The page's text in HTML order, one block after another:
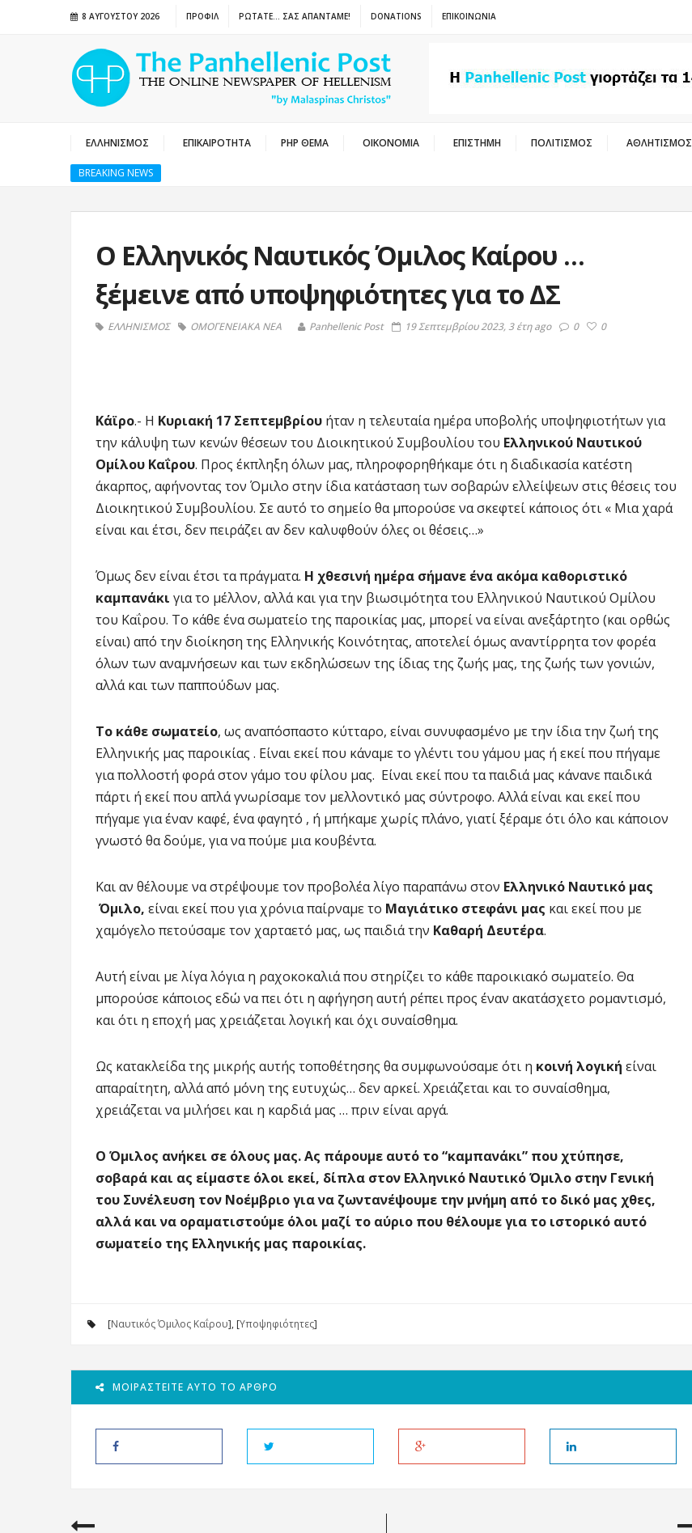
8 ΑΥΓΟΎΣΤΟΥ 2026 ΠΡΟΦΙΛ ΡΩΤΑΤΕ… ΣΑΣ ΑΠΑΝΤΑΜΕ! DONATIONS ΕΠΙΚΟΙΝΩΝΙΑ
ΕΛΛΗΝΙΣΜΟΣ ΕΠΙΚΑΙΡΟΤΗΤΑ PHP ΘΕΜΑ ΟΙΚΟΝΟΜΙΑ ΕΠΙΣΤΗΜΗ ΠΟΛΙΤΙΣΜΟΣ ΑΘΛΗΤΙΣΜΟΣ
BREAKING NEWS
Ο Ελληνικός Ναυτικός Όμιλος Καίρου …
ξέμεινε από υποψηφιότητες για το ΔΣ
ΕΛΛΗΝΙΣΜΟΣ ΟΜΟΓΕΝΕΙΑΚΑ ΝΕΑ Panhellenic Post 19 Σεπτεμβρίου 2023, 3 έτη ago 0 0
Κάϊρο.- Η Κυριακή 17 Σεπτεμβρίου ήταν η τελευταία ημέρα υποβολής υποψηφιοτήτων για
την κάλυψη των κενών θέσεων του Διοικητικού Συμβουλίου του Ελληνικού Ναυτικού
Ομίλου Καΐρου. Προς έκπληξη όλων μας, πληροφορηθήκαμε ότι η διαδικασία κατέστη
άκαρπος, αφήνοντας τον Όμιλο στην ίδια κατάσταση των σοβαρών ελλείψεων στις θέσεις του
Διοικητικού Συμβουλίου. Σε αυτό το σημείο θα μπορούσε να σκεφτεί κάποιος ότι « Μια χαρά
είναι και έτσι, δεν πειράζει αν δεν καλυφθούν όλες οι θέσεις…»
Όμως δεν είναι έτσι τα πράγματα. Η χθεσινή ημέρα σήμανε ένα ακόμα καθοριστικό
καμπανάκι για το μέλλον, αλλά και για την βιωσιμότητα του Ελληνικού Ναυτικού Ομίλου
του Καΐρου. Το κάθε ένα σωματείο της παροικίας μας, μπορεί να είναι ανεξάρτητο (και ορθώς
είναι) από την διοίκηση της Ελληνικής Κοινότητας, αποτελεί όμως αναντίρρητα τον φορέα
όλων των αναμνήσεων και των εκδηλώσεων της ίδιας της ζωής μας, της ζωής των γονιών,
αλλά και των παππούδων μας.
Το κάθε σωματείο, ως αναπόσπαστο κύτταρο, είναι συνυφασμένο με την ίδια την ζωή της
Ελληνικής μας παροικίας . Είναι εκεί που κάναμε το γλέντι του γάμου μας ή εκεί που πήγαμε
για πολλοστή φορά στον γάμο του φίλου μας. Είναι εκεί που τα παιδιά μας κάνανε παιδικά
πάρτι ή εκεί που απλά γνωρίσαμε τον μελλοντικό μας σύντροφο. Αλλά είναι και εκεί που
πήγαμε για έναν καφέ, ένα φαγητό , ή μπήκαμε χωρίς πλάνο, γιατί ξέραμε ότι όλο και κάποιον
γνωστό θα δούμε, για να πούμε μια κουβέντα.
Και αν θέλουμε να στρέψουμε τον προβολέα λίγο παραπάνω στον Ελληνικό Ναυτικό μας
Όμιλο, είναι εκεί που για χρόνια παίρναμε το Μαγιάτικο στεφάνι μας και εκεί που με
χαμόγελο πετούσαμε τον χαρταετό μας, ως παιδιά την Καθαρή Δευτέρα.
Αυτή είναι με λίγα λόγια η ραχοκοκαλιά που στηρίζει το κάθε παροικιακό σωματείο. Θα
μπορούσε κάποιος εδώ να πει ότι η αφήγηση αυτή ρέπει προς έναν ακατάσχετο ρομαντισμό,
και ότι η εποχή μας χρειάζεται λογική και όχι συναίσθημα.
Ως κατακλείδα της μικρής αυτής τοποθέτησης θα συμφωνούσαμε ότι η κοινή λογική είναι
απαραίτητη, αλλά από μόνη της ευτυχώς… δεν αρκεί. Χρειάζεται και το συναίσθημα,
χρειάζεται να μιλήσει και η καρδιά μας … πριν είναι αργά.
Ο Όμιλος ανήκει σε όλους μας. Ας πάρουμε αυτό το “καμπανάκι” που χτύπησε,
σοβαρά και ας είμαστε όλοι εκεί, δίπλα στον Ελληνικό Ναυτικό Όμιλο στην Γενική
του Συνέλευση τον Νοέμβριο για να ζωντανέψουμε την μνήμη από το δικό μας χθες,
αλλά και να οραματιστούμε όλοι μαζί το αύριο που θέλουμε για το ιστορικό αυτό
σωματείο της Ελληνικής μας παροικίας.
[Ναυτικός Όμιλος Καΐρου], [Υποψηφιότητες]
ΜΟΙΡΑΣΤΕΊΤΕ ΑΥΤΌ ΤΟ ΆΡΘΡΟ